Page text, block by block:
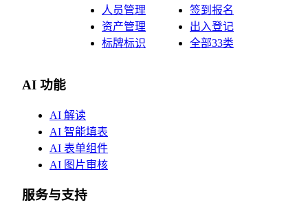
人员管理
资产管理
标牌标识
签到报名
出入登记
全部33类
AI 功能
AI 解读
AI 智能填表
AI 表单组件
AI 图片审核
服务与支持